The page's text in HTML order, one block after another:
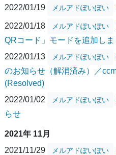
2022/01/19
メルアドぽいぽい
2022/01/18 メルアドぽいぽい
QRコード」モードを追加しま
2022/01/13
メルアドぽいぽい
のお知らせ（解消済み）／
(Resolved)
2022/01/02
メルアドぽいぽい
らせ
2021年 11月
2021/11/29
メルアドぽいぽい